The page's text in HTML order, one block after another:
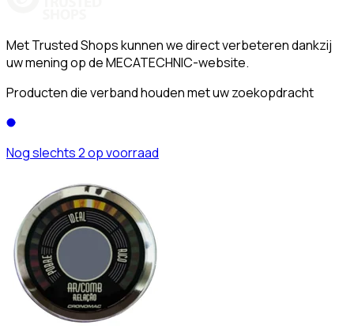
Met Trusted Shops kunnen we direct verbeteren dankzij
uw mening op de MECATECHNIC-website.
Producten die verband houden met uw zoekopdracht
Nog slechts 2 op voorraad